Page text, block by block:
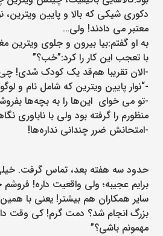
دکوری شیکی که بالا و پایین ویترین،
معتبر می دادند! ولی…
به او گفتم:بیا بیرون و جلوی ویترین
با تعجب این کار را کرد:”خب؟”
-الان تقریبا هم‌قد یک کودک شدی!
-“نوار پایین ویترین که شامل نام و
-تو می خوای این‌ها را به بچه‌ها
منظورم را گرفته بود ولی با ناباوری
-امتحانش ضرر چندانی نداره‌ها!
حدود سه هفته بعد، تماس گرفت.
برایم عجیبه؛ ولی واقعیت داره!
سایر همکاران هم بیشتر! یعنی با
بزرگ انجام شد؟ دمت گرم! کی وقت
مهمونم باشی؟”